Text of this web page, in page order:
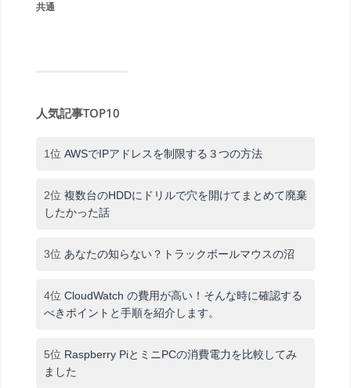
共通
人気記事TOP10
1位 AWSでIPアドレスを制限する３つの方法
2位 複数台のHDDにドリルで穴を開けてまとめて廃棄
したかった話
3位 あなたの知らない？トラックボールマウスの沼
4位 CloudWatch の費用が高い！そんな時に確認する
べきポイントと手順を紹介します。
5位 Raspberry PiとミニPCの消費電力を比較してみ
ました